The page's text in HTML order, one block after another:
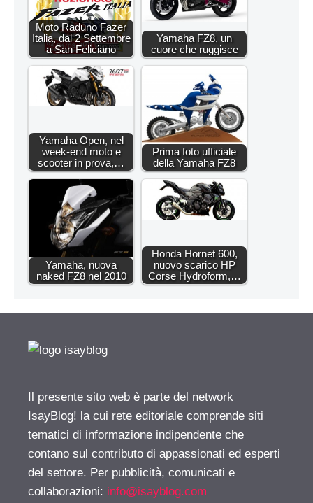
Moto Raduno Fazer
Italia, dal 2 Settembre
a San Feliciano
Yamaha FZ8, un
cuore che ruggisce
Yamaha Open, nel
week-end moto e
scooter in prova,…
Prima foto ufficiale
della Yamaha FZ8
Yamaha, nuova
naked FZ8 nel 2010
Honda Hornet 600,
nuovo scarico HP
Corse Hydroform,…
Il presente sito web è parte del network
IsayBlog! la cui rete editoriale comprende siti
tematici di informazione indipendente che
contano sul contributo di appassionati ed esperti
del settore. Per pubblicità, comunicati e
collaborazioni: info@isayblog.com